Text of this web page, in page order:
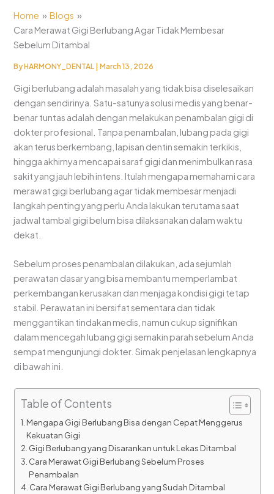
Home
Blogs
Cara Merawat Gigi Berlubang Agar Tidak Membesar
Sebelum Ditambal
ByHARMONY_DENTAL |March 13, 2026
Gigi berlubang adalah masalah yang tidak bisa diselesaikan
dengan sendirinya. Satu-satunya solusi medis yang benar-
benar tuntas adalah dengan melakukan penambalan gigi di
dokter profesional. Tanpa penambalan, lubang pada gigi
akan terus berkembang, lapisan dentin semakin terkikis,
hingga akhirnya mencapai saraf gigi dan menimbulkan rasa
sakit yang jauh lebih intens. Itulah mengapa memahami cara
merawat gigi berlubang agar tidak membesar menjadi
langkah penting yang perlu Anda lakukan terutama saat
jadwal tambal gigi belum bisa dilaksanakan dalam waktu
dekat.
Sebelum proses penambalan dilakukan, ada sejumlah
perawatan dasar yang bisa membantu memperlambat
perkembangan kerusakan dan menjaga kondisi gigi tetap
stabil. Perawatan ini bersifat sementara dan tidak
menggantikan tindakan medis, namun cukup signifikan
dalam mencegah lubang gigi semakin parah sebelum Anda
sempat mengunjungi dokter. Simak penjelasan lengkapnya
di bawah ini.
Table of Contents
Mengapa Gigi Berlubang Bisa dengan Cepat Menggerus
Kekuatan Gigi
Gigi Berlubang yang Disarankan untuk Lekas Ditambal
Cara Merawat Gigi Berlubang Sebelum Proses
Penambalan
Cara Merawat Gigi Berlubang yang Sudah Ditambal